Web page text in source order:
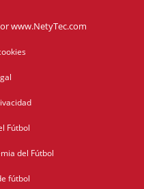
www.NetyTec.com
Fútbol
del Fútbol
fútbol